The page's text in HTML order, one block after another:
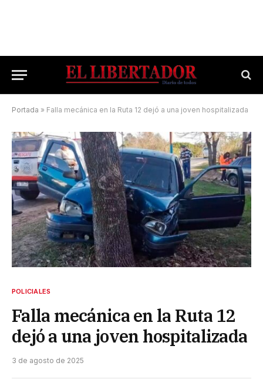
Portada » Falla mecánica en la Ruta 12 dejó a una joven hospitalizada
POLICIALES
Falla mecánica en la Ruta 12
dejó a una joven hospitalizada
3 de agosto de 2025